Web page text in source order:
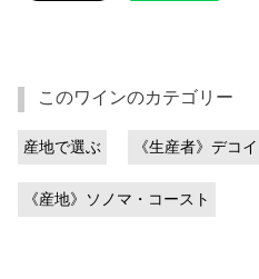
このワインのカテゴリー
産地で選ぶ 《生産者》デコイ
《産地》ソノマ・コースト